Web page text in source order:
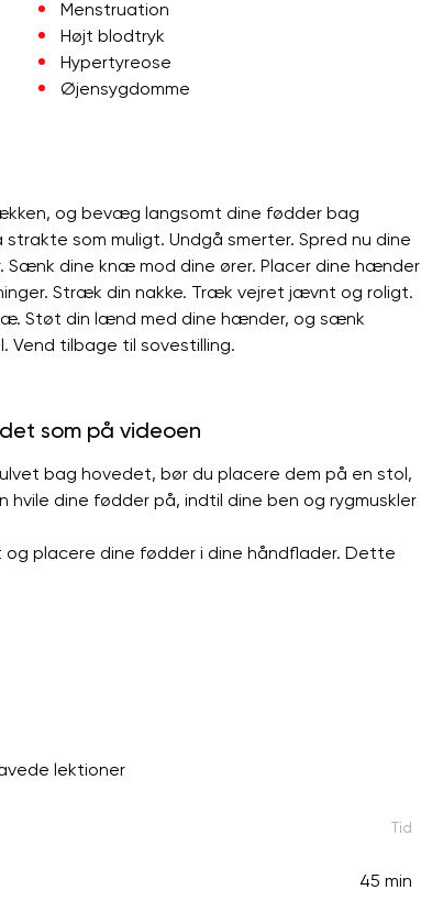
Menstruation
Højt blodtryk
Hypertyreose
Øjensygdomme
og bevæg langsomt dine fødder bag
som muligt. Undgå smerter. Spred nu dine
Sænk dine knæ mod dine ører. Placer dine hænder
Stræk din nakke. Træk vejret jævnt og roligt.
Støt din lænd med dine hænder, og sænk
Vend tilbage til sovestilling.
som på videoen
bag hovedet, bør du placere dem på en stol,
dine fødder på, indtil dine ben og rygmuskler
placere dine fødder i dine håndflader. Dette
lektioner
Tid
45 min